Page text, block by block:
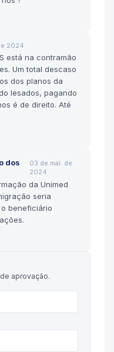
2024
está na contramão
Um total descaso
dos planos da
lesados, pagando
é de direito. Até
dos
03 de mai. de
2024
da Unimed
seria
beneficiário
aprovação.